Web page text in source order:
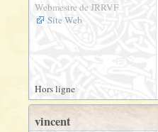
Webmestre de JRRVF
Site Web
Hors ligne
vincent